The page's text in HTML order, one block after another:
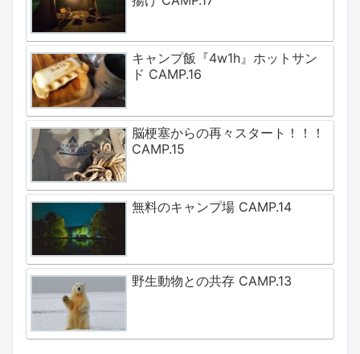
キャンプ飯『4w1h』ホットサン
ド CAMP.16
脳梗塞からの再々スタート！！！
CAMP.15
無料のキャンプ場 CAMP.14
野生動物との共存 CAMP.13